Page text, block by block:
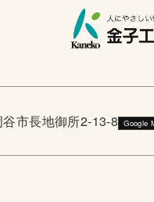
市長地御所2-13-8 Google